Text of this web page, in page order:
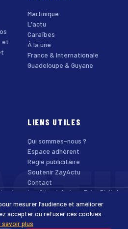
et
Martinique
L'actu
Caraïbes
À la une
France & Internationale
Guadeloupe & Guyane
LIENS UTILES
Qui sommes-nous ?
Espace adhérent
Régie publicitaire
Soutenir ZayActu
Contact
réservés. · Site réalisé par Enjoy Digital
Cookies Accessibilité
mesurer l’audience et améliorer
accepter ou refuser ces cookies.
savoir plus